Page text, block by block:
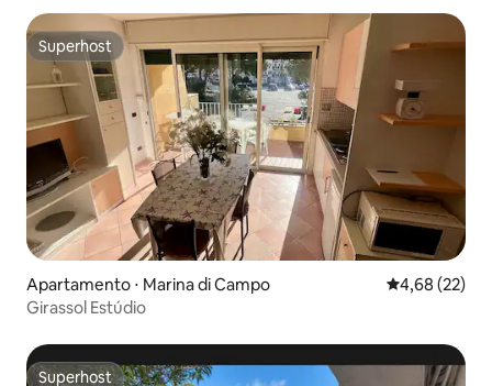
Superhost
Superhost
Apartamento ⋅ Marina di Campo 4,68 de uma
4,68 (22)
Girassol Estúdio
Superhost